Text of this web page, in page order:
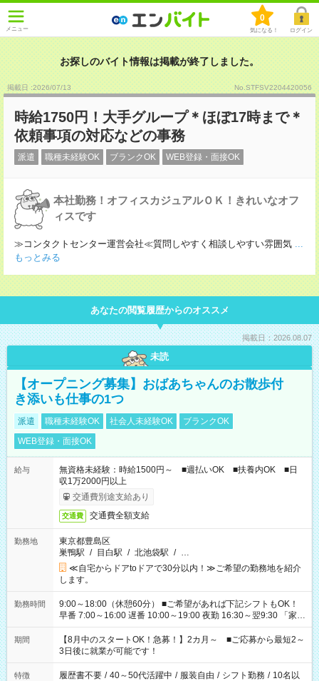
メニュー
0
気になる！ ログイン
お探しのバイト情報は掲載が終了しました。
掲載日 :2026/07/13 No.STFSV2204420056
時給1750円！大手グループ＊ほぼ17時まで＊
依頼事項の対応などの事務
派遣 職種未経験OK ブランクOK WEB登録・面接OK
本社勤務！オフィスカジュアルＯＫ！きれいなオフ
ィスです
≫コンタクトセンター運営会社≪質問しやすく相談しやすい雰囲気 ...
もっとみる
あなたの閲覧履歴からのオススメ
掲載日：2026.08.07
未読
【オープニング募集】おばあちゃんのお散歩付
き添いも仕事の1つ
派遣 職種未経験OK 社会人未経験OK
ブランクOK
WEB登録・面接OK
給与
無資格未経験：時給1500円～ ■週払いOK ■扶養内OK ■日
収1万2000円以上
交通費別途支給あり
交通費 交通費全額支給
勤務地
東京都豊島区
巣鴨駅 / 目白駅 / 北池袋駅 / …
≪自宅からドアtoドアで30分以内！≫ご希望の勤務地を紹介
します。
勤務時間
9:00～18:00（休憩60分） ■ご希望があれば下記シフトもOK！
早番 7:00～16:00 遅番 10:00～19:00 夜勤 16:30～翌9:30 「家族
と休みを合わせたい」 「余裕を持って夕飯の準備がしたい」
「できれば残業はしたくない」 など、ご希望を教えてください
ね。 ※Wワーク希望の方へ 今ご覧のお仕事で希望する勤務時間
と、もう1つのお仕事の勤務時間。 合計で週40時間を超える場
合は応募できません。
期間
【8月中のスタートOK！急募！】2カ月～ ■ご応募から最短2～
3日後に就業が可能です！
特徴 履歴書不要 / 40～50代活躍中 / 服装自由 / シフト勤務 / 10名以